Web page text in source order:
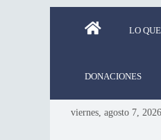
LO
DONACIONES
viernes, agosto 7, 2026